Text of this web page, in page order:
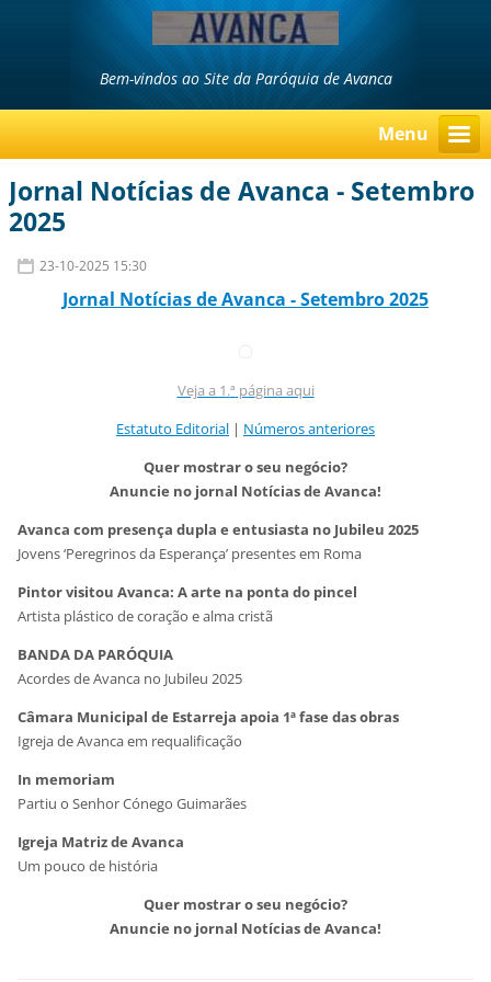
Bem-vindos ao Site da Paróquia de Avanca
Menu
Jornal Notícias de Avanca - Setembro
2025
23-10-2025 15:30
Jornal Notícias de Avanca - Setembro 2025
Veja a 1.ª página aqui
Estatuto Editorial | Números anteriores
Quer mostrar o seu negócio?
Anuncie no jornal Notícias de Avanca!
Avanca com presença dupla e entusiasta no Jubileu 2025
Jovens ‘Peregrinos da Esperança’ presentes em Roma
Pintor visitou Avanca: A arte na ponta do pincel
Artista plástico de coração e alma cristã
BANDA DA PARÓQUIA
Acordes de Avanca no Jubileu 2025
Câmara Municipal de Estarreja apoia 1ª fase das obras
Igreja de Avanca em requalificação
In memoriam
Partiu o Senhor Cónego Guimarães
Igreja Matriz de Avanca
Um pouco de história
Quer mostrar o seu negócio?
Anuncie no jornal Notícias de Avanca!